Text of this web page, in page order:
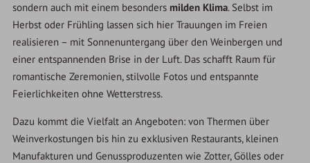
sondern auch mit einem besonders milden Klima. Selbst im
Herbst oder Frühling lassen sich hier Trauungen im Freien
realisieren – mit Sonnenuntergang über den Weinbergen und
einer entspannenden Brise in der Luft. Das schafft Raum für
romantische Zeremonien, stilvolle Fotos und entspannte
Feierlichkeiten ohne Wetterstress.
Dazu kommt die Vielfalt an Angeboten: von Thermen über
Weinverkostungen bis hin zu exklusiven Restaurants, kleinen
Manufakturen und Genussproduzenten wie Zotter, Gölles oder